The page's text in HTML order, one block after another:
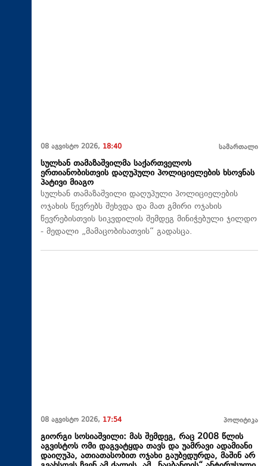
08 აგვისტო 2026, 18:40 სამართალი
სულხან თამაზაშვილმა საქართველოს
ერთიანობისთვის დაღუპული პოლიციელების ხსოვნას
პატივი მიაგო
სულხან თამაზაშვილი დაღუპული პოლიციელების
ოჯახის წევრებს შეხვდა და მათ გმირი ოჯახის
წევრებისთვის სიკვდილის შემდეგ მინიჭებული ჯილდო
- მედალი „მამაცობისათვის“ გადასცა.
08 აგვისტო 2026, 17:54 პოლიტიკა
გიორგი სოსიაშვილი: მას შემდეგ, რაც 2008 წლის
აგვისტოს ომი დაგვატყდა თავს და უამრავი ადამიანი
დაიღუპა, ათიათასობით ოჯახი გაუბედურდა, მაშინ არ